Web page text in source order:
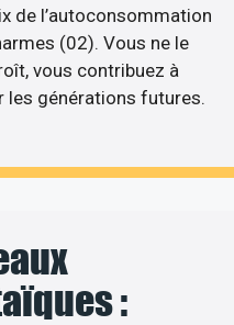
de l’autoconsommation
(02). Vous ne le
vous contribuez à
les générations futures.
: